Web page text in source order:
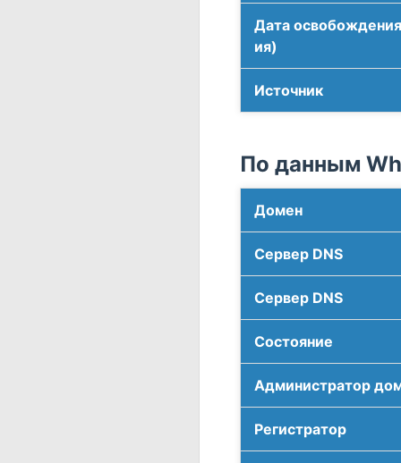
Дата
ия)
Источник
По данным
Домен
Сервер DNS
Сервер DNS
Соcтояние
Администратор
Регистратор